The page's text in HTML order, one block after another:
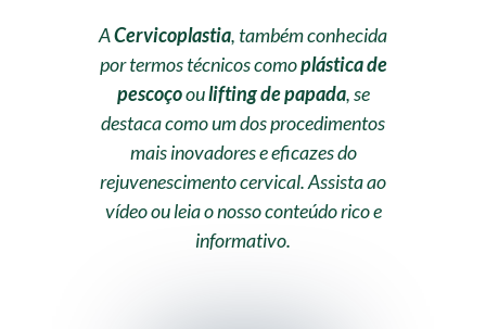
ACervicoplastia, também conhecida
por termos técnicos comoplástica de
pescoçooulifting de papada, se
destaca como um dos procedimentos
mais inovadores e eficazes do
rejuvenescimento cervical. Assista ao
vídeo ou leia o nosso conteúdo rico e
informativo.